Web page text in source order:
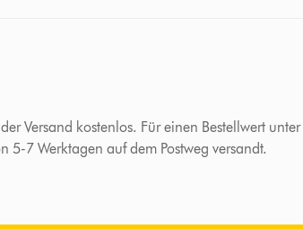
Versand kostenlos. Für einen Bestellwert
7 Werktagen auf dem Postweg versandt.